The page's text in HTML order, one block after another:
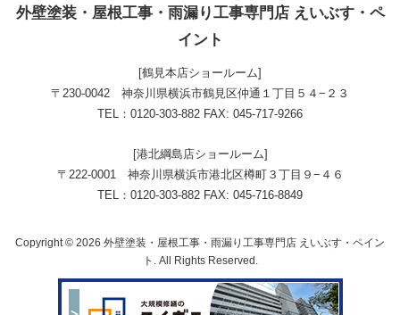
外壁塗装・屋根工事・雨漏り工事専門店 えいぶす・ペ
イント
[鶴見本店ショールーム]
〒230-0042 神奈川県横浜市鶴見区仲通１丁目５４−２３
TEL：0120-303-882 FAX: 045-717-9266
[港北綱島店ショールーム]
〒222-0001 神奈川県横浜市港北区樽町３丁目９−４６
TEL：0120-303-882 FAX: 045-716-8849
Copyright © 2026 外壁塗装・屋根工事・雨漏り工事専門店 えいぶす・ペイン
ト. All Rights Reserved.